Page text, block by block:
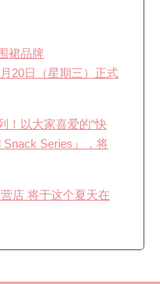
裙品牌
20日（星期三）正式
！以大家喜爱的“快
Snack Series』，将
店 将于这个夏天在